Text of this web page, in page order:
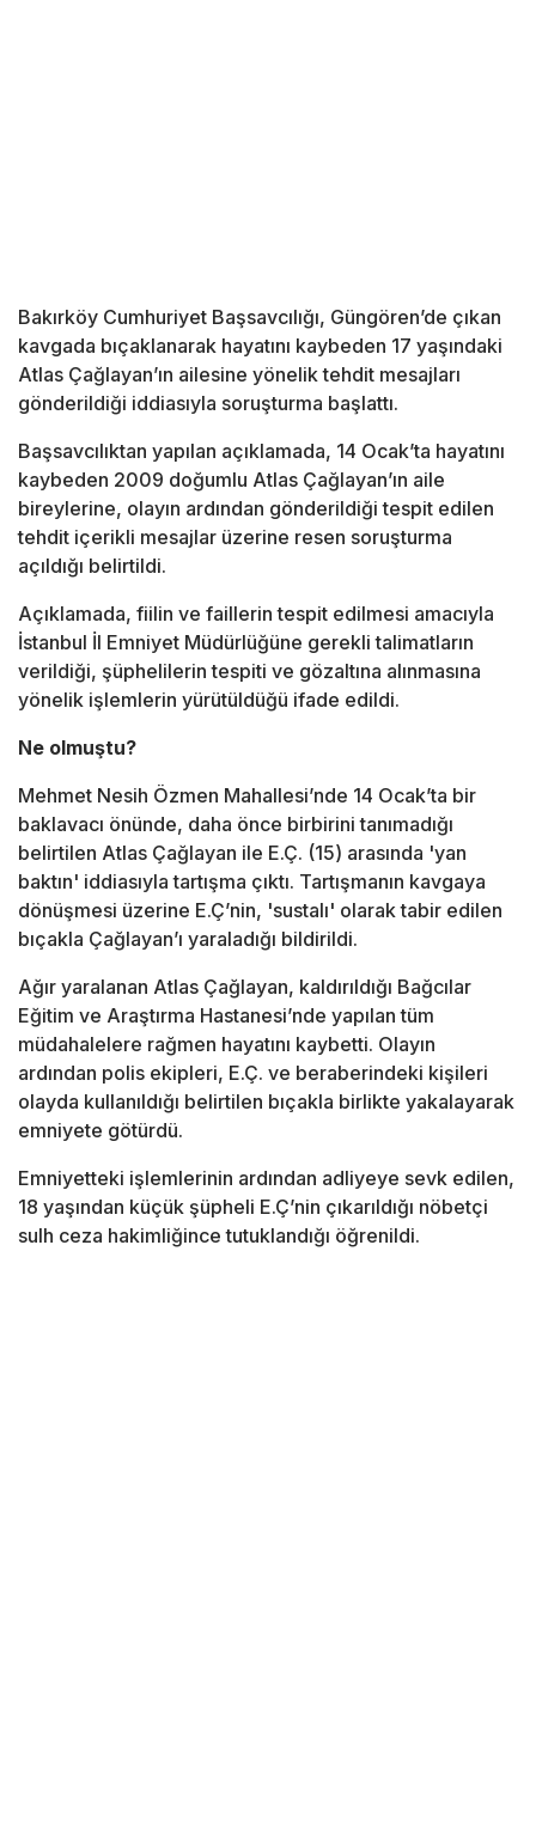
Bakırköy Cumhuriyet Başsavcılığı, Güngören’de çıkan
kavgada bıçaklanarak hayatını kaybeden 17 yaşındaki
Atlas Çağlayan’ın ailesine yönelik tehdit mesajları
gönderildiği iddiasıyla soruşturma başlattı.
Başsavcılıktan yapılan açıklamada, 14 Ocak’ta hayatını
kaybeden 2009 doğumlu Atlas Çağlayan’ın aile
bireylerine, olayın ardından gönderildiği tespit edilen
tehdit içerikli mesajlar üzerine resen soruşturma
açıldığı belirtildi.
Açıklamada, fiilin ve faillerin tespit edilmesi amacıyla
İstanbul İl Emniyet Müdürlüğüne gerekli talimatların
verildiği, şüphelilerin tespiti ve gözaltına alınmasına
yönelik işlemlerin yürütüldüğü ifade edildi.
Ne olmuştu?
Mehmet Nesih Özmen Mahallesi’nde 14 Ocak’ta bir
baklavacı önünde, daha önce birbirini tanımadığı
belirtilen Atlas Çağlayan ile E.Ç. (15) arasında 'yan
baktın' iddiasıyla tartışma çıktı. Tartışmanın kavgaya
dönüşmesi üzerine E.Ç’nin, 'sustalı' olarak tabir edilen
bıçakla Çağlayan’ı yaraladığı bildirildi.
Ağır yaralanan Atlas Çağlayan, kaldırıldığı Bağcılar
Eğitim ve Araştırma Hastanesi’nde yapılan tüm
müdahalelere rağmen hayatını kaybetti. Olayın
ardından polis ekipleri, E.Ç. ve beraberindeki kişileri
olayda kullanıldığı belirtilen bıçakla birlikte yakalayarak
emniyete götürdü.
Emniyetteki işlemlerinin ardından adliyeye sevk edilen,
18 yaşından küçük şüpheli E.Ç’nin çıkarıldığı nöbetçi
sulh ceza hakimliğince tutuklandığı öğrenildi.